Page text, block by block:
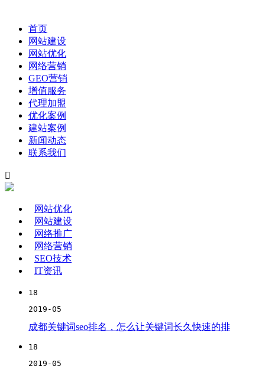
首页
网站建设
网站优化
网络营销
GEO营销
增值服务
代理加盟
优化案例
建站案例
新闻动态
联系我们

网站优化
网站建设
网络推广
网络营销
SEO技术
IT资讯
18
2019-05
成都关键词seo排名，怎么让关键词长久快速的排
18
2019-05